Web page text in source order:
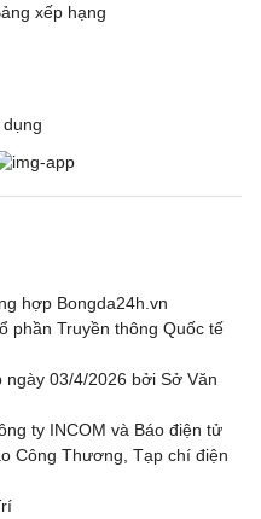
xếp hạng
hợp Bongda24h.vn
phần Truyền thông Quốc tế
ngày 03/4/2026 bởi Sở Văn
ty INCOM và Báo điện tử
Công Thương, Tạp chí điện